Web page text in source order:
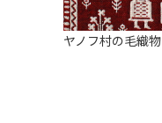
ヤノフ村の毛織物